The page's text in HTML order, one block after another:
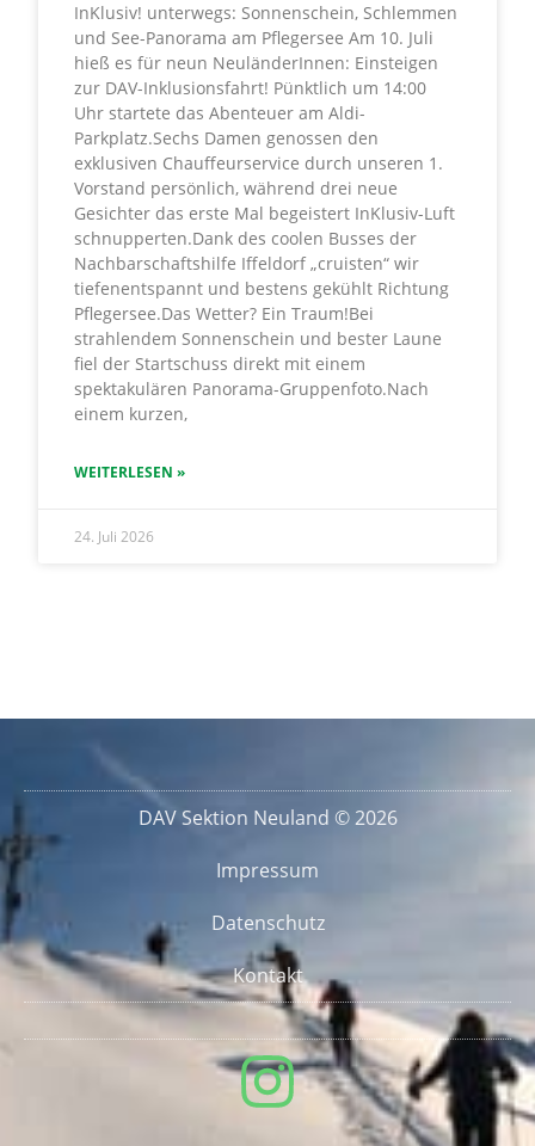
InKlusiv! unterwegs: Sonnenschein, Schlemmen
und See-Panorama am Pflegersee Am 10. Juli
hieß es für neun NeuländerInnen: Einsteigen
zur DAV-Inklusionsfahrt! Pünktlich um 14:00
Uhr startete das Abenteuer am Aldi-
Parkplatz.Sechs Damen genossen den
exklusiven Chauffeurservice durch unseren 1.
Vorstand persönlich, während drei neue
Gesichter das erste Mal begeistert InKlusiv-Luft
schnupperten.Dank des coolen Busses der
Nachbarschaftshilfe Iffeldorf „cruisten“ wir
tiefenentspannt und bestens gekühlt Richtung
Pflegersee.Das Wetter? Ein Traum!Bei
strahlendem Sonnenschein und bester Laune
fiel der Startschuss direkt mit einem
spektakulären Panorama-Gruppenfoto.Nach
einem kurzen,
WEITERLESEN »
24. Juli 2026
DAV Sektion Neuland © 2026
Impressum
Datenschutz
Kontakt